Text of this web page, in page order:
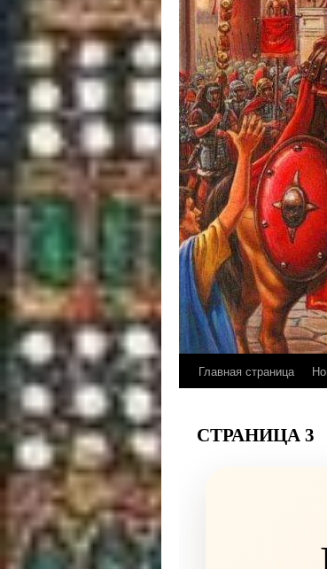
Главная страница
СТРАНИЦА 3